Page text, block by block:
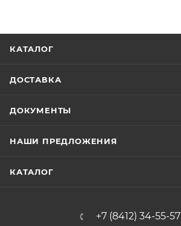
КАТАЛОГ
ДОСТАВКА
ДОКУМЕНТЫ
НАШИ ПРЕДЛОЖЕНИЯ
КАТАЛОГ
+7 (8412) 34-55-57